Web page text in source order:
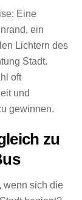
Eine
ein
Lichtern des
Stadt.
oft
und
gewinnen.
zu
wenn sich die